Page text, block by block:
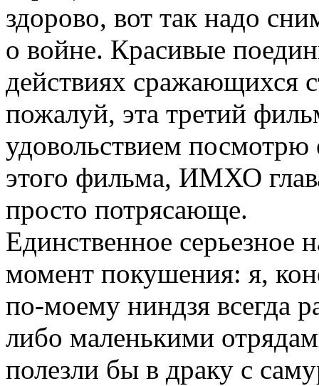
здорово, вот так надо
о войне. Красивые
действиях сражающихся
пожалуй, эта третий
удовольствием посмотрю
этого фильма, ИМХО
просто потрясающе.
Единственное серьезное
момент покушения: я,
по-моему ниндзя всегда
либо маленькими
полезли бы в драку с